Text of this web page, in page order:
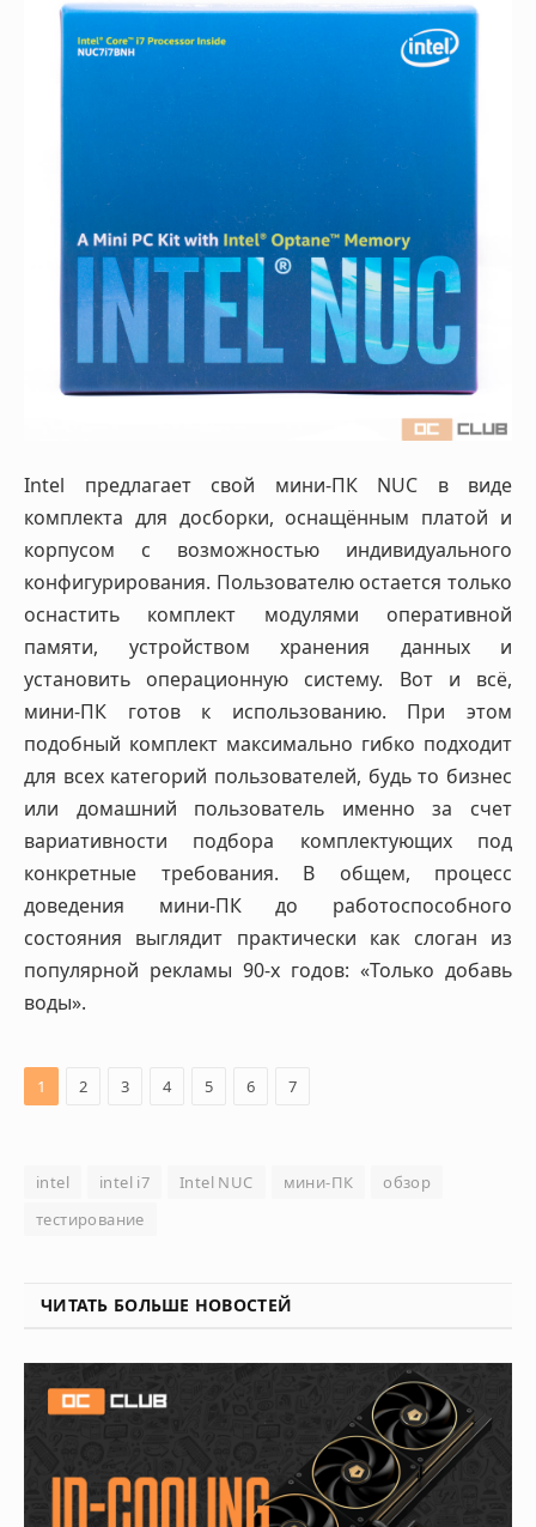
Intel предлагает свой мини-ПК NUC в виде
комплекта для досборки, оснащённым платой и
корпусом с возможностью индивидуального
конфигурирования. Пользователю остается только
оснастить комплект модулями оперативной
памяти, устройством хранения данных и
установить операционную систему. Вот и всё,
мини-ПК готов к использованию. При этом
подобный комплект максимально гибко подходит
для всех категорий пользователей, будь то бизнес
или домашний пользователь именно за счет
вариативности подбора комплектующих под
конкретные требования. В общем, процесс
доведения мини-ПК до работоспособного
состояния выглядит практически как слоган из
популярной рекламы 90-х годов: «Только добавь
воды».
1 2 3 4 5 6 7
intel intel i7 Intel NUC мини-ПК
обзор
тестирование
ЧИТАТЬ БОЛЬШЕ НОВОСТЕЙ